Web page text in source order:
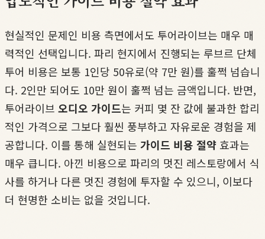
현실적인 문제인 비용 측면에서도 투어라이브는 매우 매
력적인 선택입니다. 파리 현지에서 진행되는 루브르 단체
투어 비용은 보통 1인당 50유로(약 7만 원)를 훌쩍 넘습니
다. 2인만 되어도 10만 원이 훌쩍 넘는 금액입니다. 반면,
투어라이브 오디오 가이드는 커피 몇 잔 값에 불과한 합리
적인 가격으로 그보다 훨씬 풍부하고 자유로운 경험을 제
공합니다. 이를 통해 실현되는 가이드 비용 절약 효과는
매우 큽니다. 아낀 비용으로 파리의 멋진 레스토랑에서 식
사를 하거나 다른 멋진 경험에 투자할 수 있으니, 이보다
더 현명한 소비는 없을 것입니다.